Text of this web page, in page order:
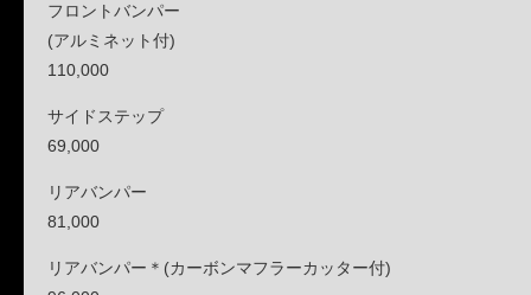
フロントバンパー
(アルミネット付)
110,000
サイドステップ
69,000
リアバンパー
81,000
リアバンパー＊(カーボンマフラーカッター付)